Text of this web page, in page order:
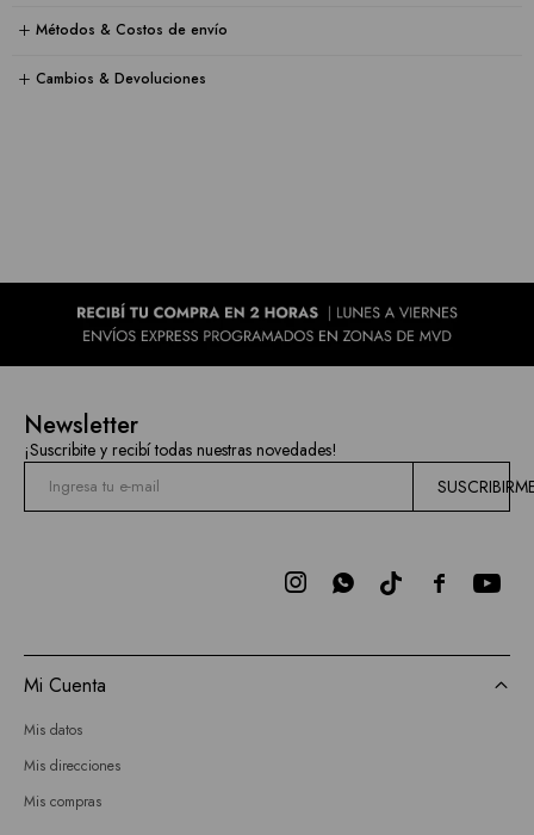
Métodos & Costos de envío
Cambios & Devoluciones
Newsletter
¡Suscribite y recibí todas nuestras novedades!

 
Mi Cuenta
Mis datos
Mis direcciones
Mis compras